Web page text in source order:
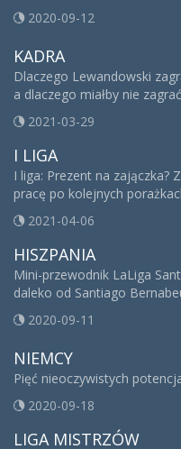
2020-09-12
KADRA
Dlaczego Lewandowski
a dlaczego miałby nie
2021-03-29
I LIGA
I liga: Prezent na zajączka?
pracę po kolejnych
2021-04-06
HISZPANIA
Mini-przewodnik LaLiga
daleko od Santiago
2020-09-11
NIEMCY
Pięć nieoczywistych
2020-09-18
LIGA MISTRZÓW